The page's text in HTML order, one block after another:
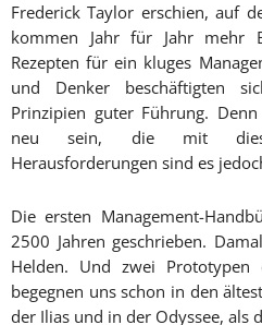
Frederick Taylor erschien, auf
kommen Jahr für Jahr mehr
Rezepten für ein kluges
und Denker beschäftigten
Prinzipien guter Führung.
neu sein, die mit
Herausforderungen sind es
Die ersten Management-
2500 Jahren geschrieben.
Helden. Und zwei Prototypen
begegnen uns schon in den
der Ilias und in der Odyssee, als